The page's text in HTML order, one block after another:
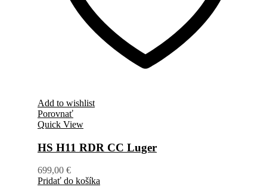
Add to wishlist
Porovnať
Quick View
HS H11 RDR CC Luger
699,00 €
Pridať do košíka